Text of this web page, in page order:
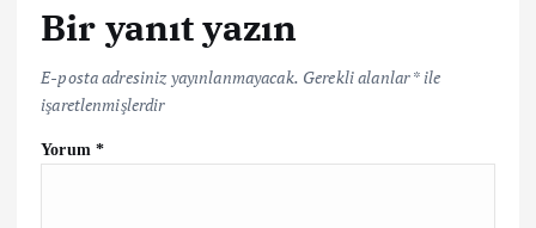
e
z
i
Bir yanıt yazın
E-posta adresiniz yayınlanmayacak. Gerekli alanlar*ile
işaretlenmişlerdir
Yorum *